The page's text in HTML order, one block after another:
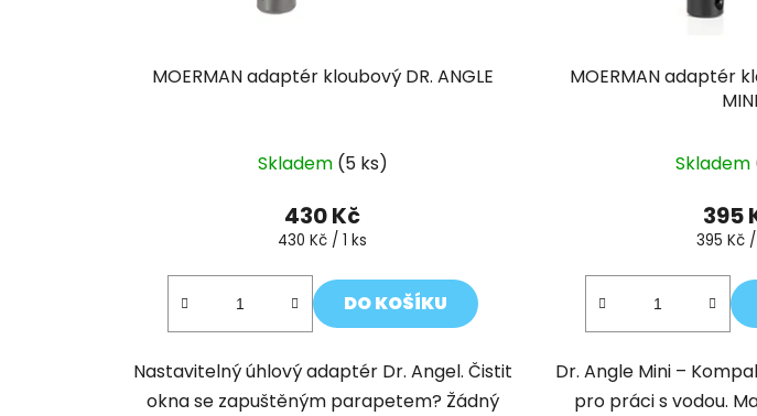
MOERMAN adaptér kloubový DR. ANGLE
Skladem (5 ks)
430 Kč
Měrná
430 Kč / 1 ks
DO KOŠÍKU
Nastavitelný úhlový adaptér Dr. Angel. Čistit
okna se zapuštěným parapetem? Žádný
MOERMAN adaptér
MINI
Skladem
395
Měrná
395 Kč /
Dr. Angle Mini –
pro práci s vodou.